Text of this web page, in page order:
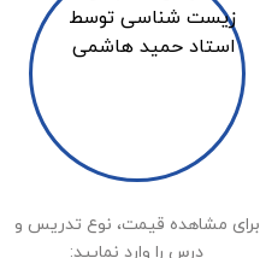
برای مشاهده قیمت، نوع تدریس و
درس را وارد نمایید: